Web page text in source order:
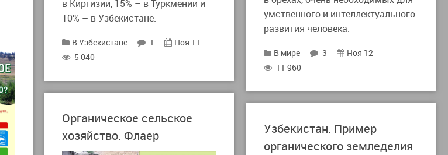
умственного и интеллектуального
развития человека.
В мире 3
Ноя 12
11 960
в Киргизии, 15% – в Туркмении и
10% – в Узбекистане.
В Узбекистане 1
Ноя 11
5 040
Органическое сельское
хозяйство. Флаер
Узбекистан. Пример
органического земледелия